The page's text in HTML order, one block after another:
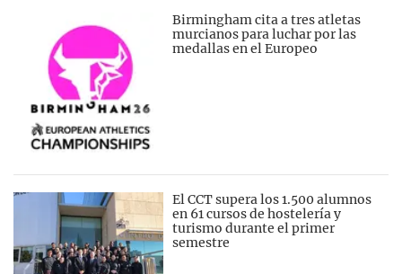
Birmingham cita a tres atletas
murcianos para luchar por las
medallas en el Europeo
El CCT supera los 1.500 alumnos
en 61 cursos de hostelería y
turismo durante el primer
semestre